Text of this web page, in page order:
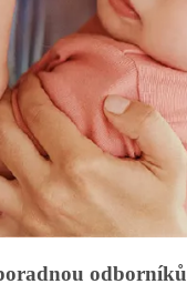
odborníků